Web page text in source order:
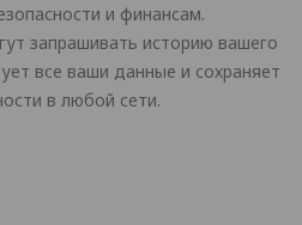
и финансам.
запрашивать историю вашего
все ваши данные и сохраняет
в любой сети.